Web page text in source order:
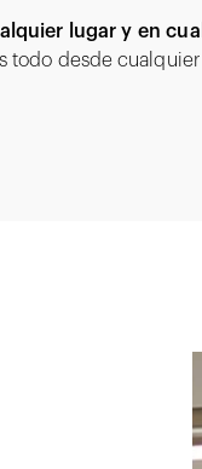
lugar y en
todo desde